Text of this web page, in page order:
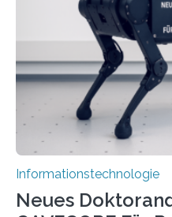
viel Energie, die Speicher-
sind voneinander
bremst komplexe
immer größer werden und
verarbeiten müssen,
Rechenarchitekturen.
rücken dabei
Informationstechnologie
Neues